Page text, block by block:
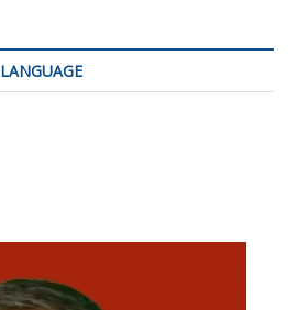
LANGUAGE